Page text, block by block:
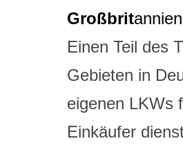
Großbritannien
Einen Teil des
Gebieten in
eigenen LKWs
Einkäufer